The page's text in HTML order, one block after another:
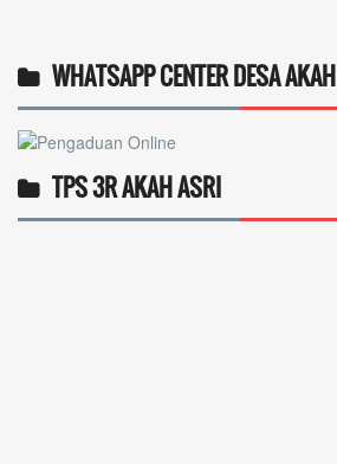
WHATSAPP CENTER DESA AKAH
TPS 3R AKAH ASRI